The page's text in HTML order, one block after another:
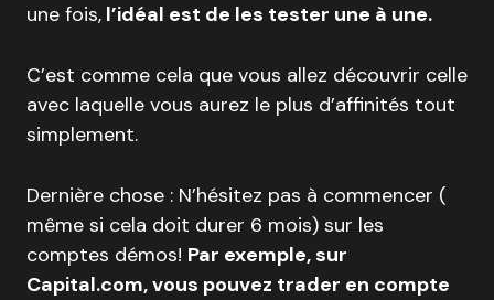
une fois, l’idéal est de les tester une à une.
C’est comme cela que vous allez découvrir celle
avec laquelle vous aurez le plus d’affinités tout
simplement.
Dernière chose : N’hésitez pas à commencer (
même si cela doit durer 6 mois) sur les
comptes démos! Par exemple, sur
Capital.com, vous pouvez trader en compte